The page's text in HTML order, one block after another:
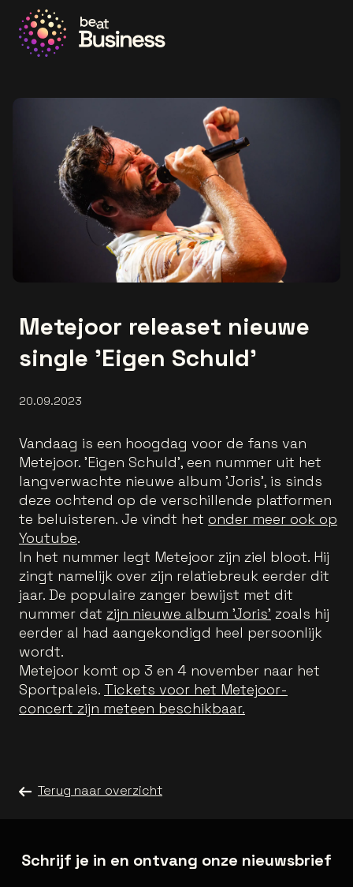
Metejoor releaset nieuwe
single 'Eigen Schuld'
20.09.2023
Vandaag is een hoogdag voor de fans van
Metejoor. 'Eigen Schuld', een nummer uit het
langverwachte nieuwe album 'Joris', is sinds
deze ochtend op de verschillende platformen
te beluisteren. Je vindt het onder meer ook op
Youtube.
In het nummer legt Metejoor zijn ziel bloot. Hij
zingt namelijk over zijn relatiebreuk eerder dit
jaar. De populaire zanger bewijst met dit
nummer dat zijn nieuwe album 'Joris' zoals hij
eerder al had aangekondigd heel persoonlijk
wordt.
Metejoor komt op 3 en 4 november naar het
Sportpaleis. Tickets voor het Metejoor-
concert zijn meteen beschikbaar.
Terug naar overzicht
Schrijf je in en ontvang onze nieuwsbrief